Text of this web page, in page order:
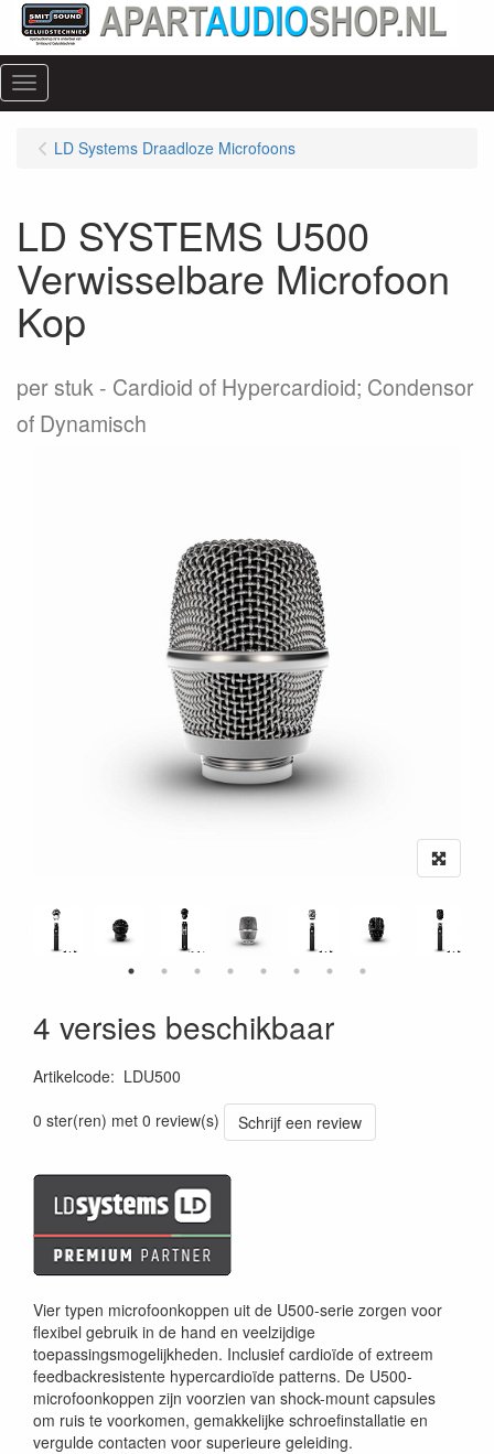
Menu
LD Systems Draadloze Microfoons
LD SYSTEMS U500
Verwisselbare Microfoon
Kop
per stuk
Cardioid of Hypercardioid; Condensor
of Dynamisch
4 versies beschikbaar
Artikelcode: LDU500
0 ster(ren) met 0 review(s)
Schrijf een review
Vier typen microfoonkoppen uit de U500-serie zorgen voor
flexibel gebruik in de hand en veelzijdige
toepassingsmogelijkheden. Inclusief cardioïde of extreem
feedbackresistente hypercardioïde patterns. De U500-
microfoonkoppen zijn voorzien van shock-mount capsules
om ruis te voorkomen, gemakkelijke schroefinstallatie en
vergulde contacten voor superieure geleiding.